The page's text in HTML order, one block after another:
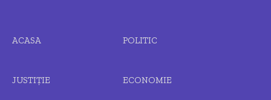
ACASA POLITIC
JUSTIȚIE ECONOMIE